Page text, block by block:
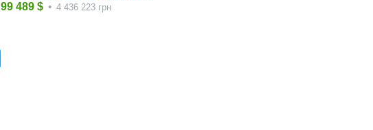
99 489 $ • 4 436 223 грн